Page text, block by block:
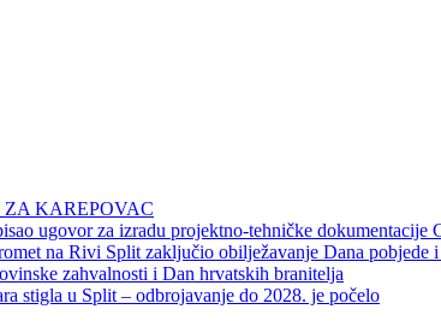
KAREPOVAC
ugovor za izradu projektno-tehničke dokumentacije
na Rivi Split zaključio obilježavanje Dana pobjede
zahvalnosti i Dan hrvatskih branitelja
stigla u Split – odbrojavanje do 2028. je počelo